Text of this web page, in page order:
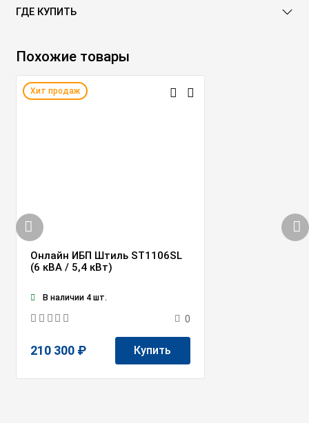
ГДЕ КУПИТЬ
Похожие товары
Хит продаж
Онлайн ИБП Штиль ST1106SL
(6 кВА / 5,4 кВт)
В наличии 4 шт.
0
210 300 ₽ Купить